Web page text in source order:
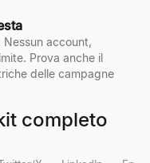
account,
Prova anche il
delle campagne
completo